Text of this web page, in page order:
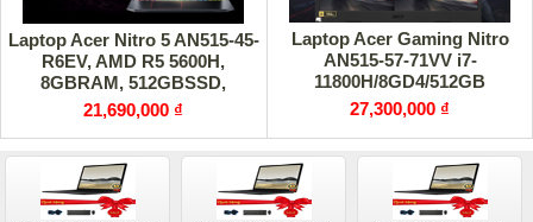
Laptop Acer Nitro 5 AN515-45-
R6EV, AMD R5 5600H,
8GBRAM, 512GBSSD,
GFGTX1650 4GB,
15.6FHDIPS144Hz
21,690,000 ₫
Laptop Acer Gaming Nitro
AN515-57-71VV i7-
11800H/8GD4/512GB
SSD_PCIe/15.6FHD/
ĐEN/W11SL/4GD6_RTX3050
27,300,000 ₫